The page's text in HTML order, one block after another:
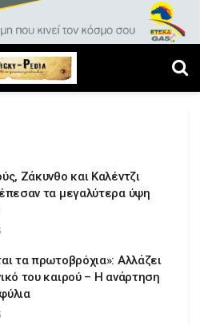
Ζάκυνθο και Καλέντζι
τα μεγαλύτερα ύψη
τα πρωτοβρόχια»: Αλλάζει
του καιρού – Η ανάρτηση